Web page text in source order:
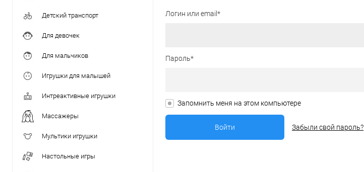
Детский транспорт
Для девочек
Для мальчиков
Игрушки для малышей
Интреактивные игрушки
Массажеры
Мультики игрушки
Настольные игры
Логин или email*
Пароль*
Запомнить меня на этом компьютере
Забыли свой пароль?